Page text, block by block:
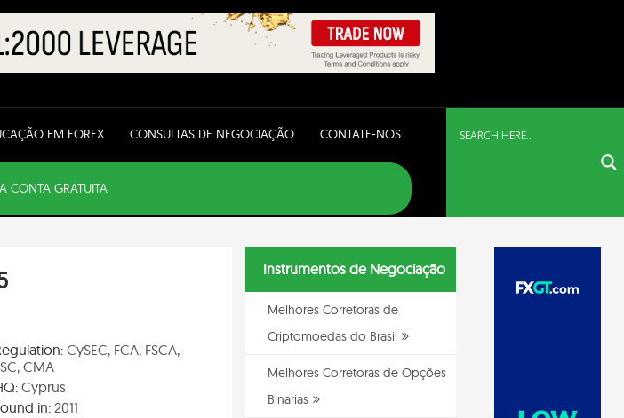
EM FOREX CONSULTAS DE NEGOCIAÇÃO CONTATE-NOS
CONTA GRATUITA
CySEC, FCA, FSCA,
CMA
Cyprus
in:2011
Instrumentos de Negociação
Melhores Corretoras de
Criptomoedas do Brasil
Melhores Corretoras de Opções
Binarias